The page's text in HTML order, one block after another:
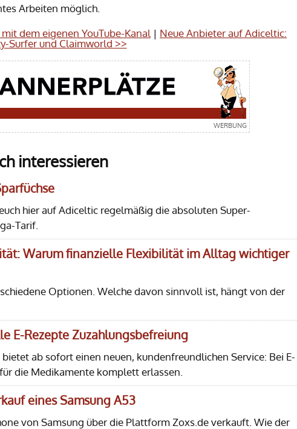
Arbeiten möglich.
dem eigenen YouTube-Kanal | Neue Anbieter auf Adiceltic:
Surfer und Claimworld >>
interessieren
hier auf Adiceltic regelmäßig die absoluten Super-
Tarif.
Warum finanzielle Flexibilität im Alltag wichtiger
Optionen. Welche davon sinnvoll ist, hängt von der
E-Rezepte Zuzahlungsbefreiung
ab sofort einen neuen, kundenfreundlichen Service: Bei E-
die Medikamente komplett erlassen.
eines Samsung A53
von Samsung über die Plattform Zoxs.de verkauft. Wie der